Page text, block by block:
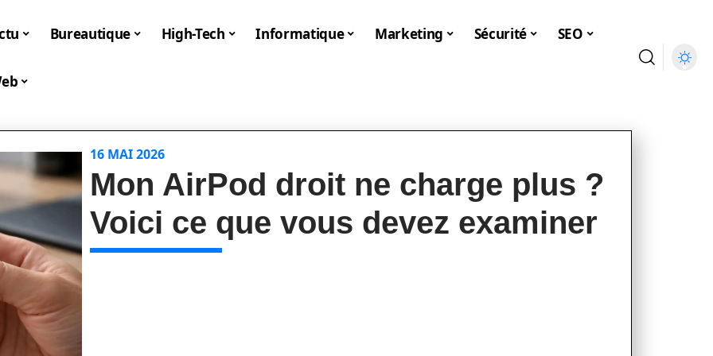
Bureautique High-Tech Informatique Marketing Sécurité SEO
16 MAI 2026
Mon AirPod droit ne charge plus ?
Voici ce que vous devez examiner